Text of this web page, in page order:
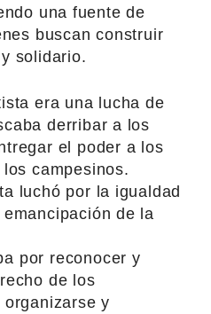
una fuente de
buscan construir
solidario.
era una lucha de
derribar a los
el poder a los
campesinos.
luchó por la igualdad
de la
por reconocer y
de los
y